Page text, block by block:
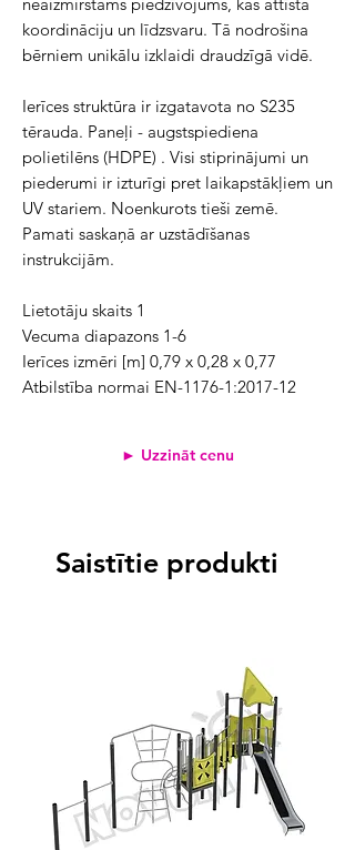
koordināciju un līdzsvaru. Tā nodrošina
bērniem unikālu izklaidi draudzīgā vidē.
Ierīces struktūra ir izgatavota no S235
tērauda. Paneļi - augstspiediena
polietilēns (HDPE) . Visi stiprinājumi un
piederumi ir izturīgi pret laikapstākļiem un
UV stariem. Noenkurots tieši zemē.
Pamati saskaņā ar uzstādīšanas
instrukcijām.
Lietotāju skaits 1
Vecuma diapazons 1-6
Ierīces izmēri [m] 0,79 x 0,28 x 0,77
Atbilstība normai EN-1176-1:2017-12
► Uzzināt cenu
Saistītie produkti